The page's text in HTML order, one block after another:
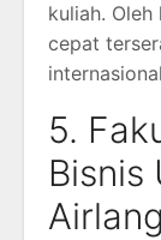
kuliah.
cepat
5.
Bisnis